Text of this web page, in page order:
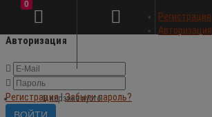
Авторизация
Регистрация|Забыли пароль?
Регистрация
Авторизация
0
В корзине пусто!